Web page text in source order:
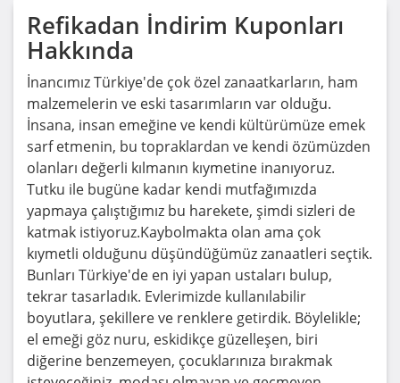
Refikadan İndirim Kuponları
Hakkında
İnancımız Türkiye'de çok özel zanaatkarların, ham
malzemelerin ve eski tasarımların var olduğu.
İnsana, insan emeğine ve kendi kültürümüze emek
sarf etmenin, bu topraklardan ve kendi özümüzden
olanları değerli kılmanın kıymetine inanıyoruz.
Tutku ile bugüne kadar kendi mutfağımızda
yapmaya çalıştığımız bu harekete, şimdi sizleri de
katmak istiyoruz.Kaybolmakta olan ama çok
kıymetli olduğunu düşündüğümüz zanaatleri seçtik.
Bunları Türkiye'de en iyi yapan ustaları bulup,
tekrar tasarladık. Evlerimizde kullanılabilir
boyutlara, şekillere ve renklere getirdik. Böylelikle;
el emeği göz nuru, eskidikçe güzelleşen, biri
diğerine benzemeyen, çocuklarınıza bırakmak